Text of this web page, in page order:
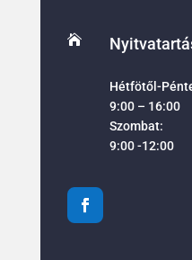

Hétfötől-
9:00 – 16:00
Szombat:
9:00 -12:00